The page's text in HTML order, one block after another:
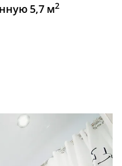
5,7 м2